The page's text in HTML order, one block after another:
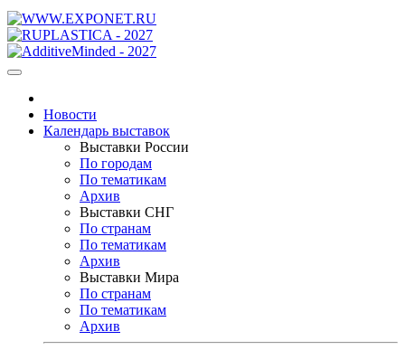
Новости
Календарь выставок
Выставки России
По городам
По тематикам
Архив
Выставки СНГ
По странам
По тематикам
Архив
Выставки Мира
По странам
По тематикам
Архив